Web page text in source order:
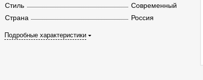
Стиль
Современный
Страна
Россия
Подробные характеристики